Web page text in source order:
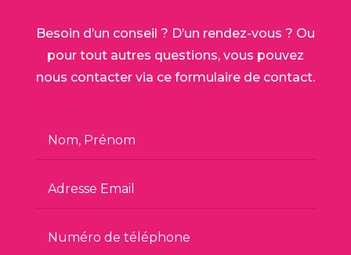
Besoin d’un conseil ? D’un rendez-vous ? Ou
pour tout autres questions, vous pouvez
nous contacter via ce formulaire de contact.